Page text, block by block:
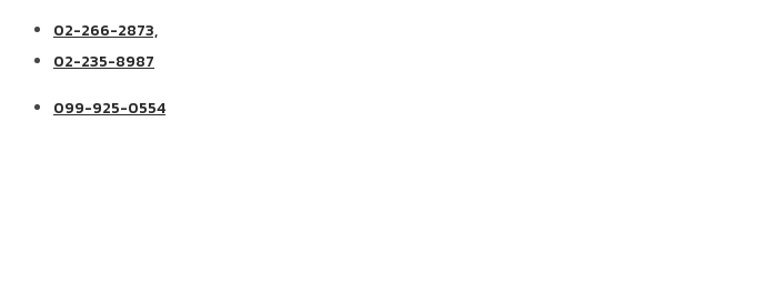
02-266-2873,
02-235-8987
099-925-0554